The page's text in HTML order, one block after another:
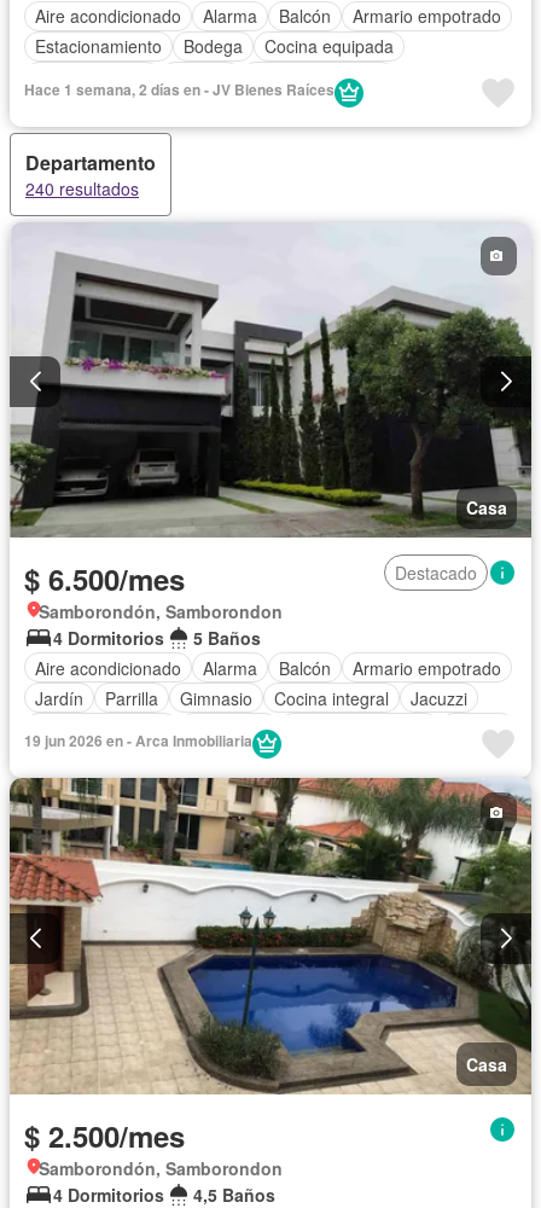
Aire acondicionado
Alarma Balcón
Armario empotrado
Estacionamiento
Bodega
Cocina equipada
Vista panorámica
Conserje
Acceso para personas con discapacidad
Jardín
Parrilla
Garita de guardianía
Cancha de tenis
Hace 1 semana, 2 días en - JV Bienes Raíces
Departamento
240 resultados
Casa
$ 6.500/mes
Destacado
Samborondón, Samborondon
4 Dormitorios
5 Baños
Aire acondicionado
Alarma Balcón
Armario empotrado
Jardín
Parrilla Gimnasio Cocina integral
Jacuzzi
Seguridad
Piscina
Cancha de tenis
19 jun 2026 en - Arca Inmobiliaria
Casa
$ 2.500/mes
Samborondón, Samborondon
4 Dormitorios
4,5 Baños